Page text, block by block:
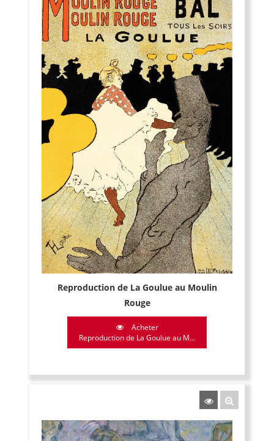
Reproduction de La Goulue au Moulin
Rouge
Acheter
Reproduction de La Goulue au M...